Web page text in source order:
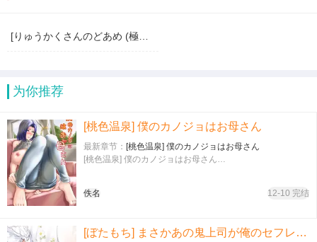
为你推荐
[桃色温泉] 僕のカノジョはお母さん
最新章节： [桃色温泉] 僕のカノジョはお母さん
[桃色温泉] 僕のカノジョはお母さん…
佚名 12-10 完结
[ぼたもち] まさかあの鬼上司が俺のセフレになるなんて...4〜鬼上司と心とカラダ重ねる純愛 結婚初夜〜